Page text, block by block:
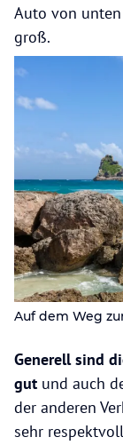
Auf dem Weg
Auto von
groß.
Generell sind
gut und auch
der anderen
sehr